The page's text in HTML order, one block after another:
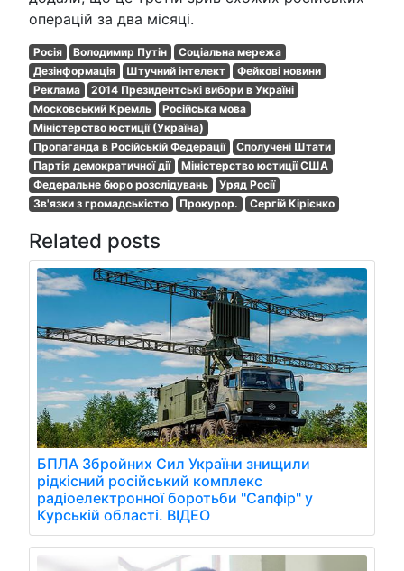
операцій за два місяці.
Росія Володимир Путін
Соціальна мережа
Дезінформація
Штучний інтелект
Фейкові новини
Реклама
2014 Президентські вибори в Україні
Московський Кремль
Російська мова
Міністерство юстиції (Україна)
Пропаганда в Російській Федерації
Сполучені Штати
Партія демократичної дії
Міністерство юстиції США
Федеральне бюро розслідувань
Уряд Росії
Зв'язки з громадськістю
Прокурор. Сергій Кірієнко
Related posts
БПЛА Збройних Сил України знищили
рідкісний російський комплекс
радіоелектронної боротьби "Сапфір" у
Курській області. ВІДЕО